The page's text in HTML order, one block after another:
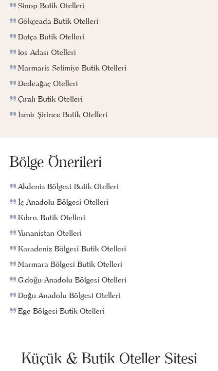
Sinop Butik Otelleri
Gökçeada Butik Otelleri
Datça Butik Otelleri
Ios Adası Otelleri
Marmaris Selimiye Butik Otelleri
Dedeağaç Otelleri
Çıralı Butik Otelleri
İzmir Şirince Butik Otelleri
Bölge Önerileri
Akdeniz Bölgesi Butik Otelleri
İç Anadolu Bölgesi Otelleri
Kıbrıs Butik Otelleri
Yunanistan Otelleri
Karadeniz Bölgesi Butik Otelleri
Marmara Bölgesi Butik Otelleri
G.doğu Anadolu Bölgesi Otelleri
Doğu Anadolu Bölgesi Otelleri
Ege Bölgesi Butik Otelleri
Küçük & Butik Oteller Sitesi